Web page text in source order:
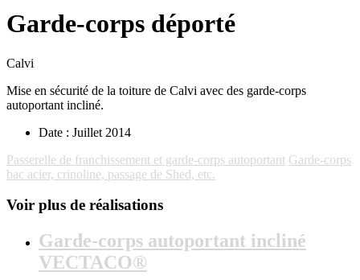
Garde-corps déporté
Calvi
Mise en sécurité de la toiture de Calvi avec des garde-corps
autoportant incliné.
Date : Juillet 2014
Passerelle de franchissement et garde-corps autoportant Garde-corps
bac acier, crinoline, passage de Shed, etc.
Voir plus de réalisations
Garde-corps autoportant incliné
VECTACO®